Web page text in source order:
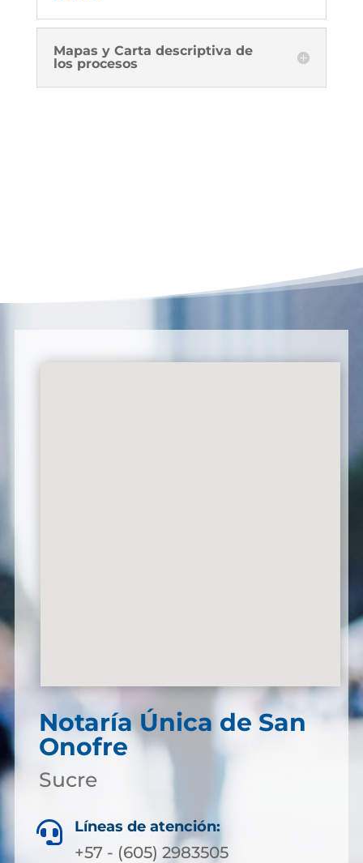
Mapas y Carta descriptiva de
los procesos
Notaría Única de San
Onofre
Sucre
 Líneas de atención:
+57 - (605) 2983505